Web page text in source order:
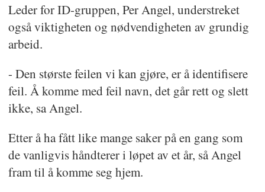
Leder for ID-gruppen, Per Angel, understreket
også viktigheten og nødvendigheten av grundig
arbeid.
- Den største feilen vi kan gjøre, er å identifisere
feil. Å komme med feil navn, det går rett og slett
ikke, sa Angel.
Etter å ha fått like mange saker på en gang som
de vanligvis håndterer i løpet av et år, så Angel
fram til å komme seg hjem.